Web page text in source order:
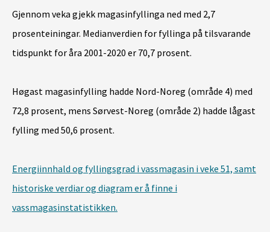
Gjennom veka gjekk magasinfyllinga ned med 2,7
prosenteiningar. Medianverdien for fyllinga på tilsvarande
tidspunkt for åra 2001-2020 er 70,7 prosent.
Høgast magasinfylling hadde Nord-Noreg (område 4) med
72,8 prosent, mens Sørvest-Noreg (område 2) hadde lågast
fylling med 50,6 prosent.
Energiinnhald og fyllingsgrad i vassmagasin i veke 51, samt
historiske verdiar og diagram er å finne i
vassmagasinstatistikken.